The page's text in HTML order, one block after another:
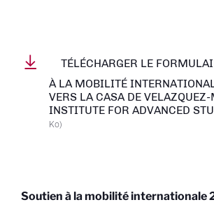
TÉLÉCHARGER LE
À LA MOBILITÉ
VERS LA CASA DE
INSTITUTE FOR ADVANCED
Ko)
Soutien à la mobilité internationale